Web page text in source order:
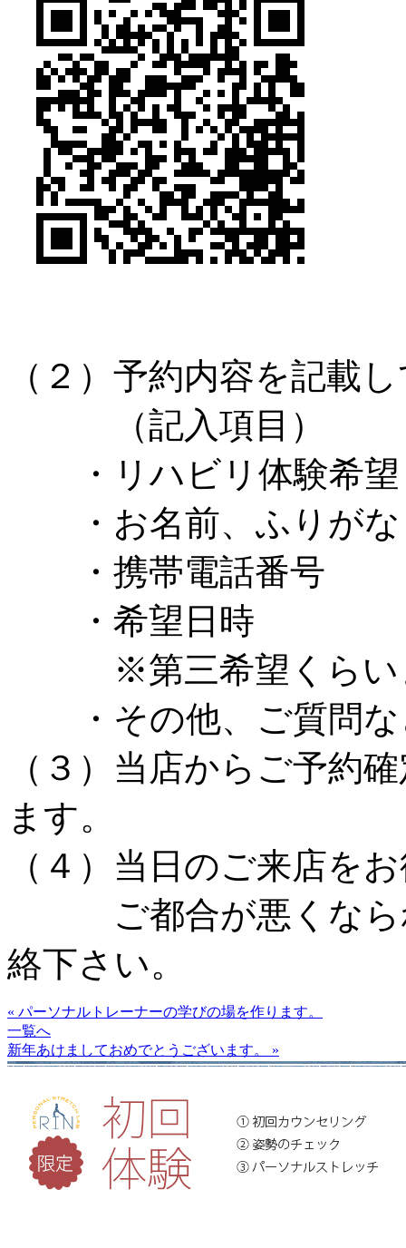
（２）予約内容を記載
（記入項目）
・リハビリ体験希望
・お名前、ふりがな
・携帯電話番号
・希望日時
※第三希望くらいま
・その他、ご質問な
（３）当店からご予約
ます。
（４）当日のご来店を
ご都合が悪くなられ
絡下さい。
« パーソナルトレーナーの学びの場を作ります。
一覧へ
新年あけましておめでとうございます。 »